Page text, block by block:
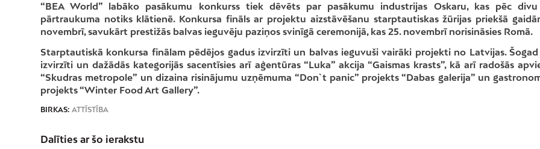
“BEA World” labāko pasākumu konkurss tiek dēvēts par pasākumu industrijas Oskaru, kas pēc
pārtraukuma notiks klātienē. Konkursa fināls ar projektu aizstāvēšanu starptautiskas žūrijas priekšā
novembrī, savukārt prestižās balvas ieguvēju paziņos svinīgā ceremonijā, kas 25. novembrī norisināsies Romā.
Starptautiskā konkursa finālam pēdējos gadus izvirzīti un balvas ieguvuši vairāki projekti no Latvijas.
izvirzīti un dažādās kategorijās sacentīsies arī aģentūras “Luka” akcija “Gaismas krasts”, kā arī radošās
“Skudras metropole” un dizaina risinājumu uzņēmuma “Don`t panic” projekts “Dabas galerija” un
projekts “Winter Food Art Gallery”.
BIRKAS: ATTĪSTĪBA
Dalīties ar šo ierakstu